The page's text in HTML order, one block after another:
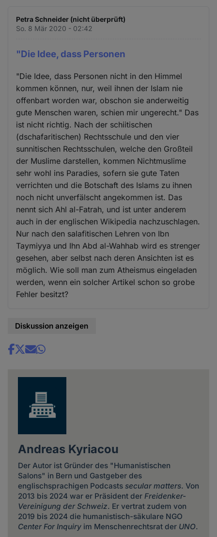
Petra Schneider (nicht überprüft)
So. 8 Mär 2020 - 02:42
"Die Idee, dass Personen
"Die Idee, dass Personen nicht in den Himmel
kommen können, nur, weil ihnen der Islam nie
offenbart worden war, obschon sie anderweitig
gute Menschen waren, schien mir ungerecht." Das
ist nicht richtig. Nach der schiitischen
(dschafaritischen) Rechtsschule und den vier
sunnitischen Rechtsschulen, welche den Großteil
der Muslime darstellen, kommen Nichtmuslime
sehr wohl ins Paradies, sofern sie gute Taten
verrichten und die Botschaft des Islams zu ihnen
noch nicht unverfälscht angekommen ist. Das
nennt sich Ahl al-Fatrah, und ist unter anderem
auch in der englischen Wikipedia nachzuschlagen.
Nur nach den salafitischen Lehren von Ibn
Taymiyya und Ihn Abd al-Wahhab wird es strenger
gesehen, aber selbst nach deren Ansichten ist es
möglich. Wie soll man zum Atheismus eingeladen
werden, wenn ein solcher Artikel schon so grobe
Fehler besitzt?
Diskussion anzeigen
Share
Andreas Kyriacou
Der Autor ist Gründer des "Humanistischen
Salons" in Bern und Gastgeber des
englischsprachigen Podcasts secular matters. Von
2013 bis 2024 war er Präsident der Freidenker-
Vereinigung der Schweiz. Er vertrat zudem von
2019 bis 2024 die humanistisch-säkulare NGO
Center For Inquiryim Menschenrechtsrat der UNO.